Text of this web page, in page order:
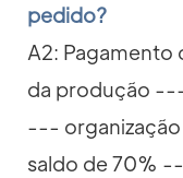
pedido?
A2:
da produção
---
saldo de 70%